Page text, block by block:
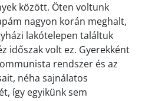
között. Öten voltunk
nagyon korán meghalt,
lakótelepen találtuk
időszak volt ez. Gyerekként
rendszer és az
néha sajnálatos
így egyikünk sem